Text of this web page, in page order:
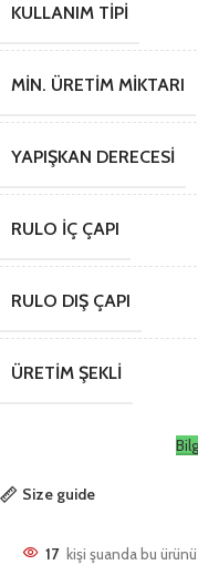
KULLANIM TIPI
MIN. ÜRETIM MIKTARI
YAPIŞKAN DERECESI
RULO İÇ ÇAPI
RULO DIŞ ÇAPI
ÜRETIM ŞEKLI
Size guide
17 kişi şuanda bu